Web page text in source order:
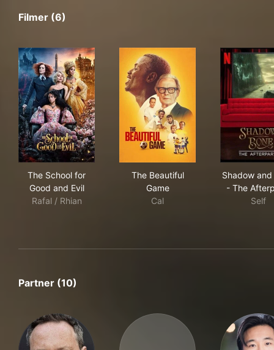
Filmer (6)
The School for
Good and Evil
Rafal / Rhian
The Beautiful
Game
Cal
Shadow and
- The
Self
Partner (10)